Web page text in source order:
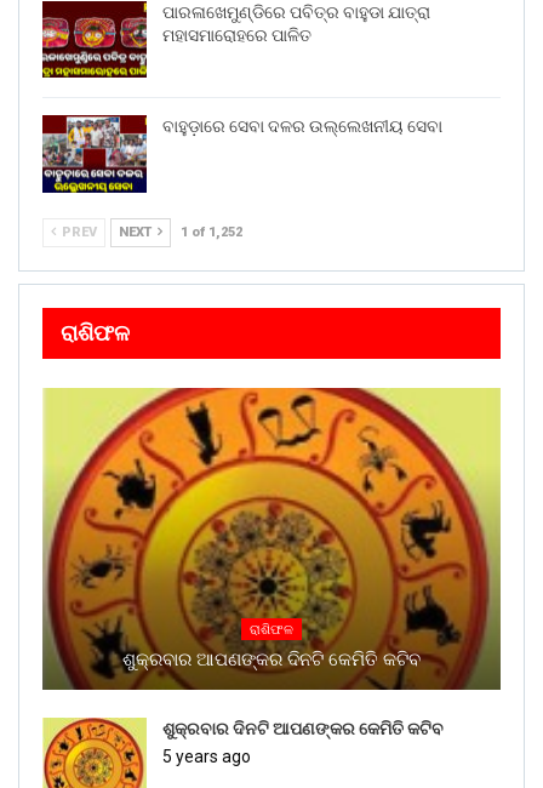
ପାରଳାଖେମୁଣ୍ଡିରେ ପବିତ୍ର ବାହୁଡା ଯାତ୍ରା
ମହାସମାରୋହରେ ପାଳିତ
ବାହୁଡ଼ାରେ ସେବା ଦଳର ଉଲ୍ଲେଖନୀୟ ସେବା
PREV NEXT 1 of 1,252
ରାଶିଫଳ
ରାଶିଫଳ
ଶୁକ୍ରବାର ଆପଣଙ୍କର ଦିନଟି କେମିତି କଟିବ
ଶୁକ୍ରବାର ଦିନଟି ଆପଣଙ୍କର କେମିତି କଟିବ
5 years ago